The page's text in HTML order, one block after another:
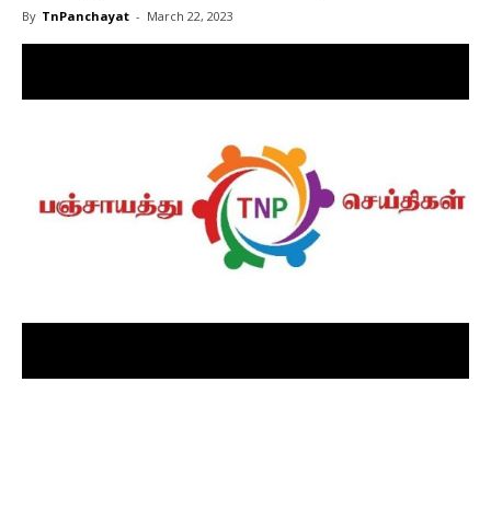
By TnPanchayat - March 22, 2023